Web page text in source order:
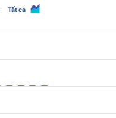
Tất cả